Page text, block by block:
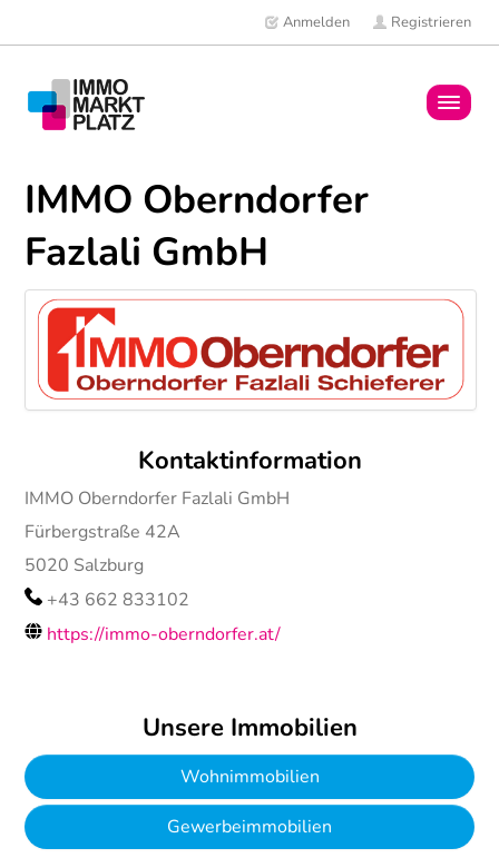
Anmelden Registrieren
Mitglieder
News
IMMO Oberndorfer
Fazlali GmbH
Kontaktinformation
IMMO Oberndorfer Fazlali GmbH
Fürbergstraße 42A
5020 Salzburg
+43 662 833102
https://immo-oberndorfer.at/
Unsere Immobilien
Wohnimmobilien
Gewerbeimmobilien